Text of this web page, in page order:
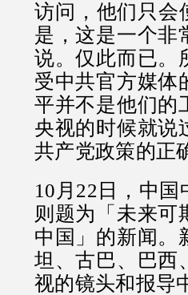
访问，他们只会
是，这是一个非
说。仅此而已。
受中共官方媒体
平并不是他们的
央视的时候就说
共产党政策的正
10月22日，中
则题为「未来可
中国」的新闻。
坦、古巴、巴西
视的镜头和报导